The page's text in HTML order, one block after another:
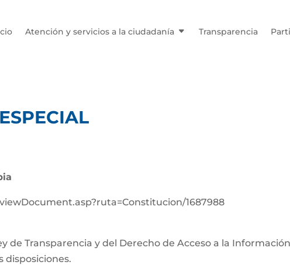
Atención y servicios a la ciudadanía Transparencia
1687988
de Transparencia y del Derecho de Acceso a la
disposiciones.